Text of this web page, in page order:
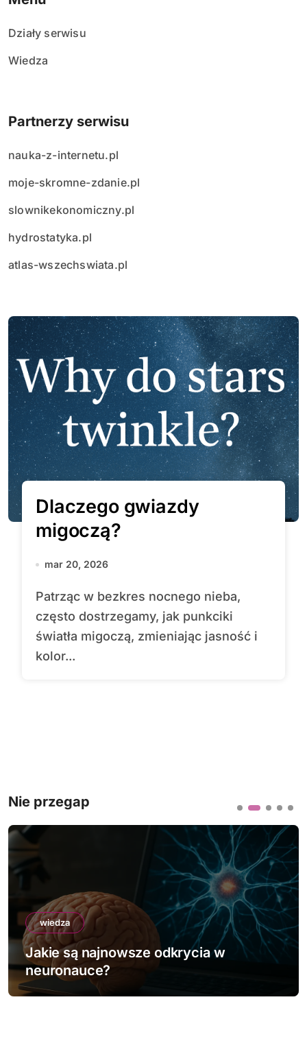
Działy serwisu
Wiedza
Partnerzy serwisu
nauka-z-internetu.pl
moje-skromne-zdanie.pl
slownikekonomiczny.pl
hydrostatyka.pl
atlas-wszechswiata.pl
Dlaczego gwiazdy
migoczą?
mar 20, 2026
Patrząc w bezkres nocnego nieba,
często dostrzegamy, jak punkciki
światła migoczą, zmieniając jasność i
kolor...
Nie przegap
wiedza
Jakie są najnowsze odkrycia w
neuronauce?